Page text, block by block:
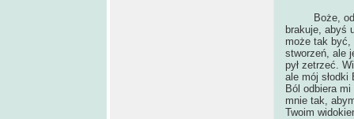
Boże,
brakuje, abyś
może tak być,
stworzeń, ale
pył zetrzeć.
ale mój słodki
Ból odbiera
mnie tak,
Twoim